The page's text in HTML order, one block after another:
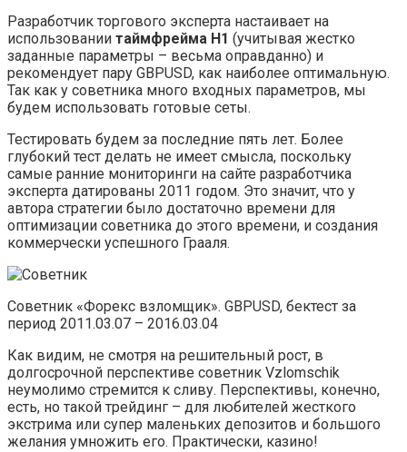
Разработчик торгового эксперта настаивает на
использовании таймфрейма H1 (учитывая жестко
заданные параметры – весьма оправданно) и
рекомендует пару GBPUSD, как наиболее оптимальную.
Так как у советника много входных параметров, мы
будем использовать готовые сеты.
Тестировать будем за последние пять лет. Более
глубокий тест делать не имеет смысла, поскольку
самые ранние мониторинги на сайте разработчика
эксперта датированы 2011 годом. Это значит, что у
автора стратегии было достаточно времени для
оптимизации советника до этого времени, и создания
коммерчески успешного Грааля.
Советник «Форекс взломщик». GBPUSD, бектест за
период 2011.03.07 – 2016.03.04
Как видим, не смотря на решительный рост, в
долгосрочной перспективе советник Vzlomschik
неумолимо стремится к сливу. Перспективы, конечно,
есть, но такой трейдинг – для любителей жесткого
экстрима или супер маленьких депозитов и большого
желания умножить его. Практически, казино!